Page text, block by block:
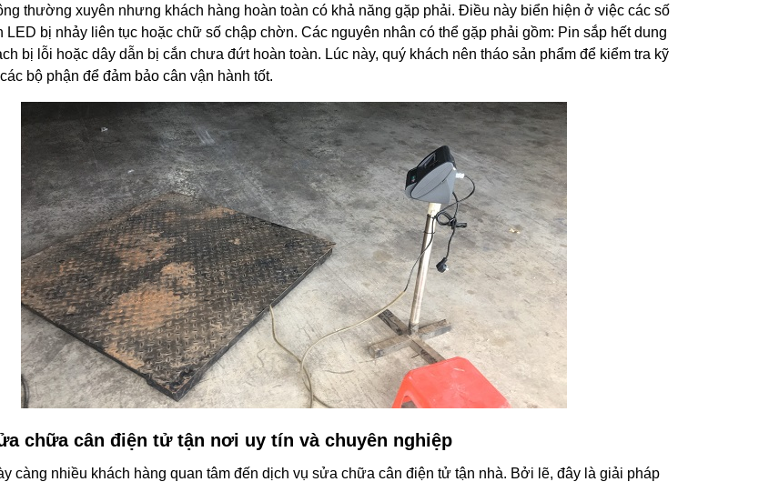
thường xuyên nhưng khách hàng hoàn toàn có khả năng gặp phải. Điều này biển hiện ở việc các số
LED bị nhảy liên tục hoặc chữ số chập chờn. Các nguyên nhân có thể gặp phải gồm: Pin sắp hết dung
bị lỗi hoặc dây dẫn bị cắn chưa đứt hoàn toàn. Lúc này, quý khách nên tháo sản phẩm để kiểm tra kỹ
bộ phận để đảm bảo cân vận hành tốt.
chữa cân điện tử tận nơi uy tín và chuyên nghiệp
càng nhiều khách hàng quan tâm đến dịch vụ sửa chữa cân điện tử tận nhà. Bởi lẽ, đây là giải pháp